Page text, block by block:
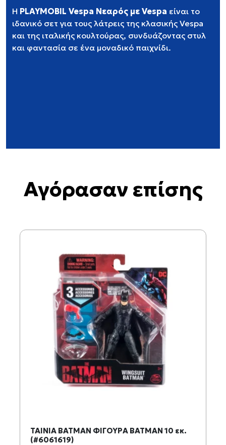
Η PLAYMOBIL Vespa Νεαρός με Vespa είναι το
ιδανικό σετ για τους λάτρεις της κλασικής Vespa
και της ιταλικής κουλτούρας, συνδυάζοντας στυλ
και φαντασία σε ένα μοναδικό παιχνίδι.
Αγόρασαν επίσης
ΤΑΙΝΙΑ BATMAN ΦΙΓΟΥΡΑ BATMAN 10 εκ.
(#6061619)